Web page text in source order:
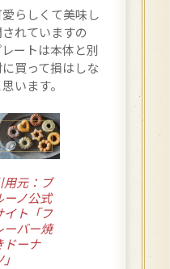
らしくて美味し
れていますの
ートは本体と別
買って損はしな
います。
用元：ブ
ーノ公式
イト「フ
ーバー焼
ドーナ
」